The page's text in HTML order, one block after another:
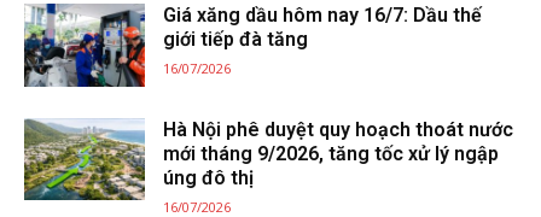
Giá xăng dầu hôm nay 16/7: Dầu thế
giới tiếp đà tăng
16/07/2026
Hà Nội phê duyệt quy hoạch thoát nước
mới tháng 9/2026, tăng tốc xử lý ngập
úng đô thị
16/07/2026